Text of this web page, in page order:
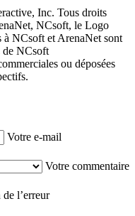
Inc. Tous droits
NCsoft, le Logo
à NCsoft et ArenaNet sont
de NCsoft
ou déposées
Votre e-mail
Votre commentaire
l’erreur